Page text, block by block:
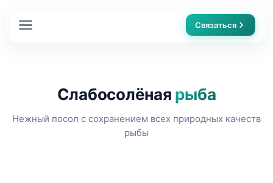
О компании
Связаться
Слабосолёная рыба
Нежный посол с сохранением всех природных качеств
рыбы